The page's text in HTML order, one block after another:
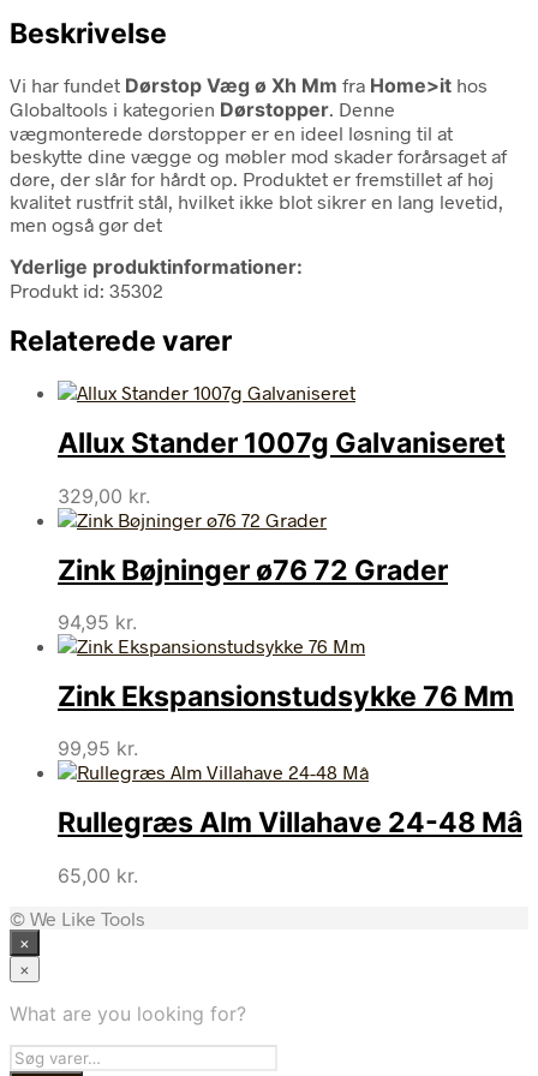
Beskrivelse
Vi har fundet Dørstop Væg ø Xh Mm fra Home>it hos
Globaltools i kategorien Dørstopper. Denne
vægmonterede dørstopper er en ideel løsning til at
beskytte dine vægge og møbler mod skader forårsaget af
døre, der slår for hårdt op. Produktet er fremstillet af høj
kvalitet rustfrit stål, hvilket ikke blot sikrer en lang levetid,
men også gør det
Yderlige produktinformationer:
Produkt id: 35302
Relaterede varer
Allux Stander 1007g Galvaniseret
329,00 kr.
Zink Bøjninger ø76 72 Grader
94,95 kr.
Zink Ekspansionstudsykke 76 Mm
99,95 kr.
Rullegræs Alm Villahave 24-48 Mâ
65,00 kr.
© We Like Tools
×
×
What are you looking for?